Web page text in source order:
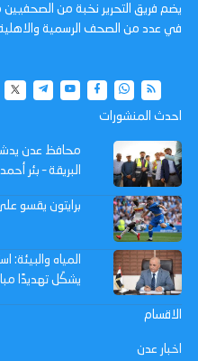
يضم فريق التحرير نخبة من
في عدد من الصحف الرسمية والاهلية
احدث المنشورات
محافظ عدن
البريقة – بئر
برايتون يقسو
المياه والبيئة:
يشكّل تهديدًا
الاقسام
اخبار عدن